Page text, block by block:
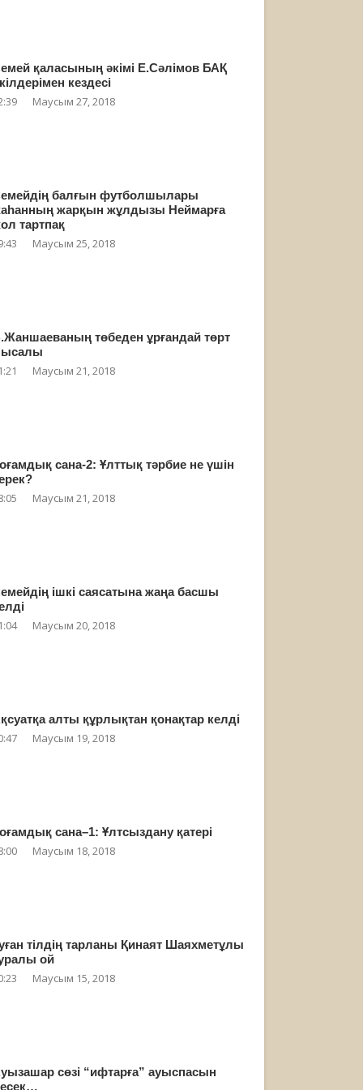
қаласының әкімі Е.Сәлімов БАҚ
кездесі
Маусым 27, 2018
балғын футболшылары
жарқын жұлдызы Неймарға
тартпақ
Маусым 25, 2018
төбеден ұрғандай төрт
Маусым 21, 2018
сана-2: Ұлттық тәрбие не үшін
Маусым 21, 2018
ішкі саясатына жаңа басшы
Маусым 20, 2018
алты құрлықтан қонақтар келді
Маусым 19, 2018
сана–1: Ұлтсыздану қатері
Маусым 18, 2018
тілдің тарланы Қинаят Шаяхметұлы
ой
Маусым 15, 2018
сөзі “ифтарға” ауыспасын